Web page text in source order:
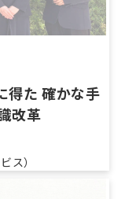
得た 確かな手
改革
ス）